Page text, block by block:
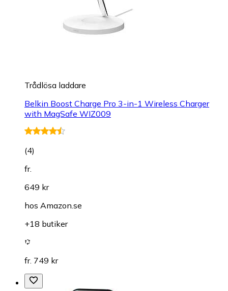
Trådlösa laddare
Belkin Boost Charge Pro 3-in-1 Wireless Charger
with MagSafe WIZ009
(4)
fr.
649 kr
hos Amazon.se
+18 butiker
fr. 749 kr